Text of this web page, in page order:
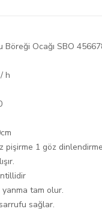
Böreği Ocağı SBO
h
pişirme 1 göz
yanma tam olur.
sağlar.